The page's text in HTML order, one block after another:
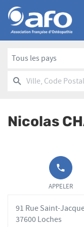
Tous les pays
Ville,RECHERCHER
UN
AFO
Nicolas
APPELER LE
POINT DE
VENTE
CHARCELLAY
AU
APPELER
91 Rue Saint-
37600 Loches